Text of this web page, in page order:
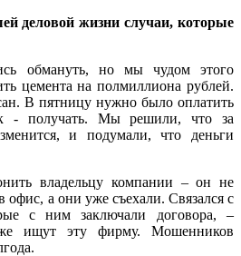
деловой жизни случаи, которые
обмануть, но мы чудом этого
цемента на полмиллиона рублей.
В пятницу нужно было оплатить
- получать. Мы решили, что за
и подумали, что деньги
владельцу компании – он не
офис, а они уже съехали. Связался с
с ним заключали договора, –
ищут эту фирму. Мошенников